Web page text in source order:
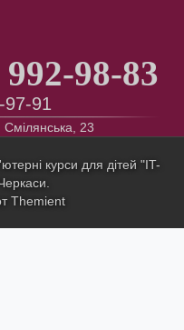
98-83
97-91
Смілянська, 23
курси для дітей "IT-
Themient